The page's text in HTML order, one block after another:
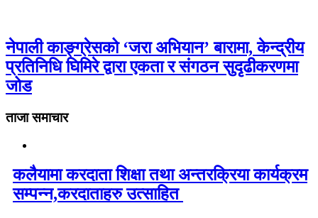
नेपाली काङ्ग्रेसको ‘जरा अभियान’ बारामा, केन्द्रीय
प्रतिनिधि घिमिरे द्वारा एकता र संगठन सुदृढीकरणमा
जोड
ताजा समाचार
कलैयामा करदाता शिक्षा तथा अन्तरक्रिया कार्यक्रम
सम्पन्न,करदाताहरु उत्साहित